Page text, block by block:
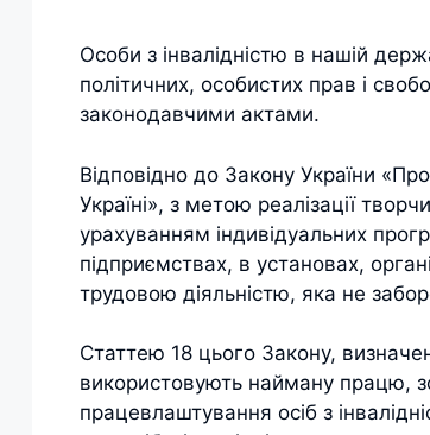
Особи з інвалідністю в нашій
політичних, особистих прав і
законодавчими актами.
Відповідно до Закону України
Україні», з метою реалізації
урахуванням індивідуальних
підприємствах, в установах,
трудовою діяльністю, яка не
Статтею 18 цього Закону,
використовують найману працю,
працевлаштування осіб з